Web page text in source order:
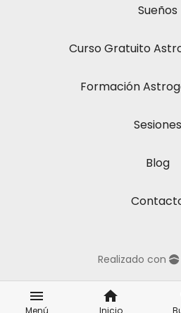
menu
Menú
home
Inicio
Sueños
Curso Gratuito
Formación
Sesiones
Blog
Realizado con